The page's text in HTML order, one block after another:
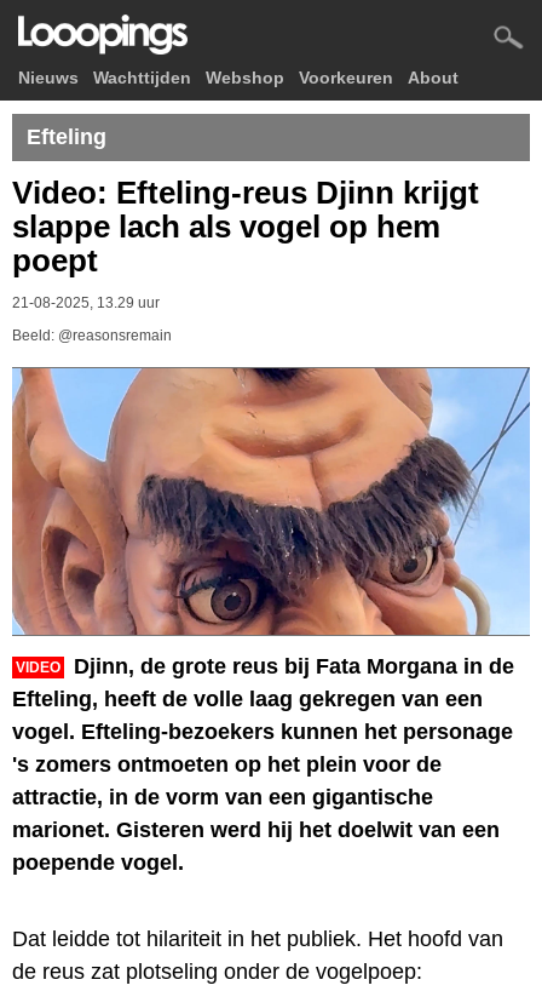
Nieuws Wachttijden Webshop Voorkeuren About
Efteling
Video: Efteling-reus Djinn krijgt
slappe lach als vogel op hem
poept
21-08-2025, 13.29 uur
Beeld: @reasonsremain
VIDEO
Djinn, de grote reus bij Fata Morgana in de
Efteling, heeft de volle laag gekregen van een
vogel. Efteling-bezoekers kunnen het personage
's zomers ontmoeten op het plein voor de
attractie, in de vorm van een gigantische
marionet. Gisteren werd hij het doelwit van een
poepende vogel.
Dat leidde tot hilariteit in het publiek. Het hoofd van
de reus zat plotseling onder de vogelpoep: